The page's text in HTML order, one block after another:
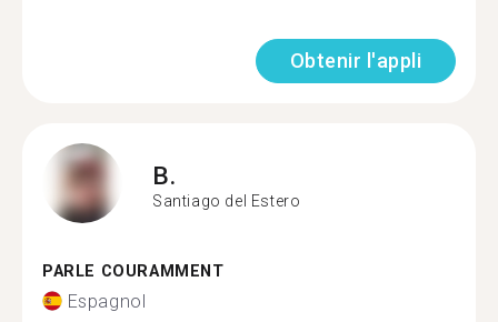
Obtenir l'appli
B.
Santiago del Estero
PARLE COURAMMENT
Espagnol